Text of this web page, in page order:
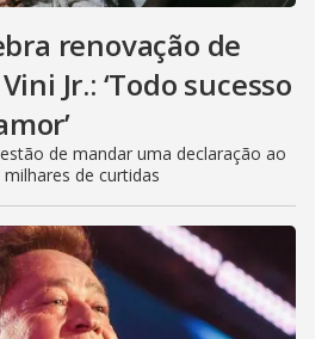
renovação de
Jr.: ‘Todo sucesso
de mandar uma declaração ao
de curtidas